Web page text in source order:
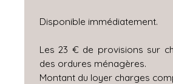
Disponible immédiatement.
Les 23 € de provisions sur
des ordures ménagères.
Montant du loyer charges